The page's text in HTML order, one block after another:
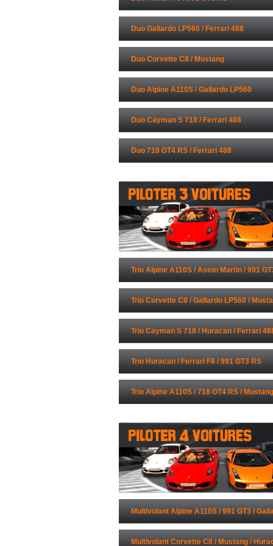
Duo Gallardo LP560 / Ferrari 488
Duo Corvette C8 / Mustang
Duo Alpine A110S / Gallardo LP560
Duo Cayman S 718 / Ferrari 488
Duo 718 GT4 RS / Ferrari 488
Trio Alpine A110S / Aston Martin / 991
Trio Corvette C8 / Gallardo LP560 /
Trio Cayman S 718 / Huracan / Ferrari
Trio Huracan / Ferrari F8 / 991 GT3 RS
Trio Alpine A110S / 718 GT4 RS / Mustang
Multivolant Alpine A110S / 991 GT3 /
Multivolant Corvette C8 / Mustang /